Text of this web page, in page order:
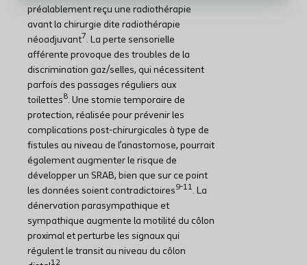
préalablement reçu une radiothérapie
avant la chirurgie dite radiothérapie
néoadjuvant7. La perte sensorielle
afférente provoque des troubles de la
discrimination gaz/selles, qui nécessitent
parfois des passages réguliers aux
toilettes8. Une stomie temporaire de
protection, réalisée pour prévenir les
complications post-chirurgicales à type de
fistules au niveau de l’anastomose, pourrait
également augmenter le risque de
développer un SRAB, bien que sur ce point
les données soient contradictoires9-11. La
dénervation parasympathique et
sympathique augmente la motilité du côlon
proximal et perturbe les signaux qui
régulent le transit au niveau du côlon
12